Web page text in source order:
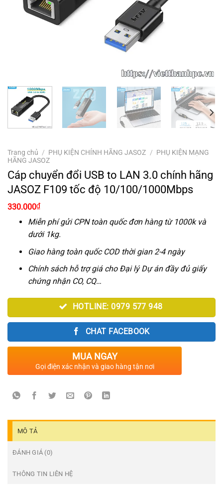
Trang chủ / PHỤ KIỆN CHÍNH HÃNG JASOZ / PHỤ KIỆN MẠNG
HÃNG JASOZ
Cáp chuyển đổi USB to LAN 3.0 chính hãng
JASOZ F109 tốc độ 10/100/1000Mbps
Giá
350.000₫.
330.000₫Giá
tại
là:
330.000₫.
Miễn phí gửi CPN toàn quốc đơn hàng từ 1000k và
dưới 1kg.
Giao hàng toàn quốc COD thời gian 2-4 ngày
Chính sách hỗ trợ giá cho Đại lý Dự án đầy đủ giấy
chứng nhận CO, CQ…
HOTLINE: 0979 577 948
CHAT FACEBOOK
MUA NGAY
Gọi điện xác nhận và giao hàng tận nơi
MÔ TẢ
ĐÁNH GIÁ (0)
THÔNG TIN LIÊN HỆ